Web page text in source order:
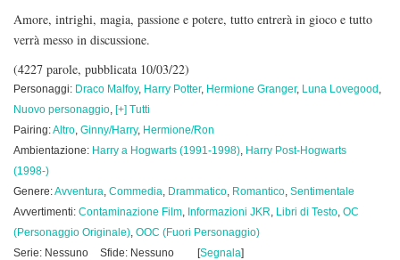
Amore, intrighi, magia, passione e potere, tutto entrerà in gioco e tutto
verrà messo in discussione.
(4227 parole, pubblicata 10/03/22)
Personaggi: Draco Malfoy, Harry Potter, Hermione Granger, Luna Lovegood ,
Nuovo personaggio, [+] Tutti
Pairing:Altro, Ginny/Harry, Hermione/Ron
Ambientazione: Harry a Hogwarts (1991-1998), Harry Post-Hogwarts
(1998-)
Genere:Avventura, Commedia, Drammatico, Romantico, Sentimentale
Avvertimenti: Contaminazione Film, Informazioni JKR, Libri di Testo, OC
(Personaggio Originale), OOC (Fuori Personaggio)
Serie: Nessuno
Sfide: Nessuno [Segnala]